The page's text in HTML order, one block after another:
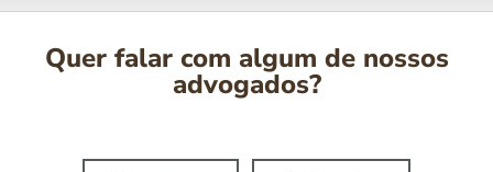
Quer falar com algum de nossos
advogados?